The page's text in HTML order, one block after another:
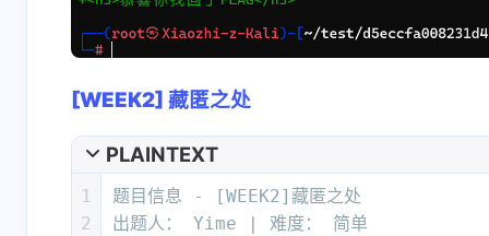
[WEEK2] 藏匿之处
PLAINTEXT
1
2
题目信息 - [WEEK2]藏匿之处
出题人： Yime | 难度： 简单